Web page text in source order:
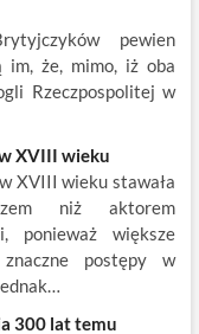
pewien
im, że, mimo, iż oba
Rzeczpospolitej w
XVIII wieku
XVIII wieku stawała
niż aktorem
ponieważ większe
znaczne postępy w
300 lat temu